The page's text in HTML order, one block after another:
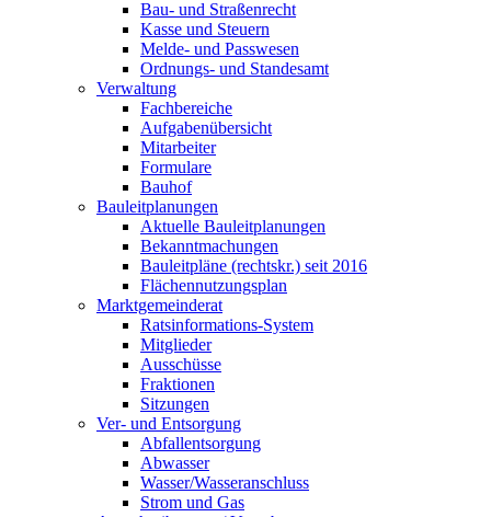
Bau- und Straßenrecht
Kasse und Steuern
Melde- und Passwesen
Ordnungs- und Standesamt
Verwaltung
Fachbereiche
Aufgabenübersicht
Mitarbeiter
Formulare
Bauhof
Bauleitplanungen
Aktuelle Bauleitplanungen
Bekanntmachungen
Bauleitpläne (rechtskr.) seit 2016
Flächennutzungsplan
Marktgemeinderat
Ratsinformations-System
Mitglieder
Ausschüsse
Fraktionen
Sitzungen
Ver- und Entsorgung
Abfallentsorgung
Abwasser
Wasser/Wasseranschluss
Strom und Gas